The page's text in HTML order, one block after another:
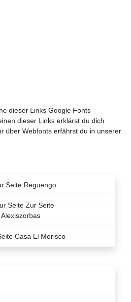
dieser Links Google Fonts
dieser Links erklärst du dich
über Webfonts erfährst du in unserer